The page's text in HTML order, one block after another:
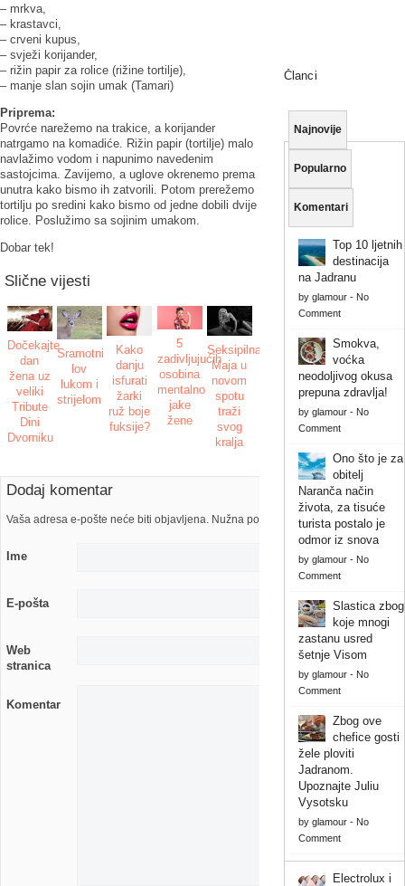
– mrkva,
– krastavci,
– crveni kupus,
– svježi korijander,
– rižin papir za rolice (rižine tortilje),
– manje slan sojin umak (Tamari)
Priprema:
Povrće narežemo na trakice, a korijander
natrgamo na komadiće. Rižin papir (tortilje) malo
navlažimo vodom i napunimo navedenim
sastojcima. Zavijemo, a uglove okrenemo prema
unutra kako bismo ih zatvorili. Potom prerežemo
tortilju po sredini kako bismo od jedne dobili dvije
rolice. Poslužimo sa sojinim umakom.
Dobar tek!
Slične vijesti
Dočekajte
dan
žena uz
veliki
Tribute
Dini
Dvorniku
Sramotni
lov
lukom i
strijelom
Kako
danju
isfurati
žarki
ruž boje
fuksije?
5
zadivljujućih
osobina
mentalno
jake
žene
Seksipilna
Maja u
novom
spotu
traži
svog
kralja
Dodaj komentar
Vaša adresa e-pošte neće biti objavljena. Nužna polja su označena s
Ime
E-pošta
Web
stranica
Komentar
Članci
Najnovije
Popularno
Komentari
Top 10 ljetnih
destinacija
na Jadranu
by glamour- No
Comment
Smokva,
voćka
neodoljivog okusa
prepuna zdravlja!
by glamour- No
Comment
Ono što je za
obitelj
Naranča način
života, za tisuće
turista postalo je
odmor iz snova
by glamour- No
Comment
Slastica zbog
koje mnogi
zastanu usred
šetnje Visom
by glamour- No
Comment
Zbog ove
chefice gosti
žele ploviti
Jadranom.
Upoznajte Juliu
Vysotsku
by glamour- No
Comment
Electrolux i